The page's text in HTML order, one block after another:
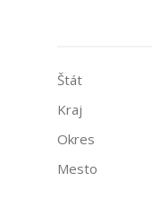
Štát
Kraj
Okres
Mesto